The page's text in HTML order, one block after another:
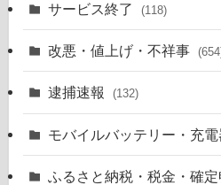
サービス終了 (118)
改悪・値上げ・不祥事
逮捕速報 (132)
モバイルバッテリー・充電
ふるさと納税・税金・確